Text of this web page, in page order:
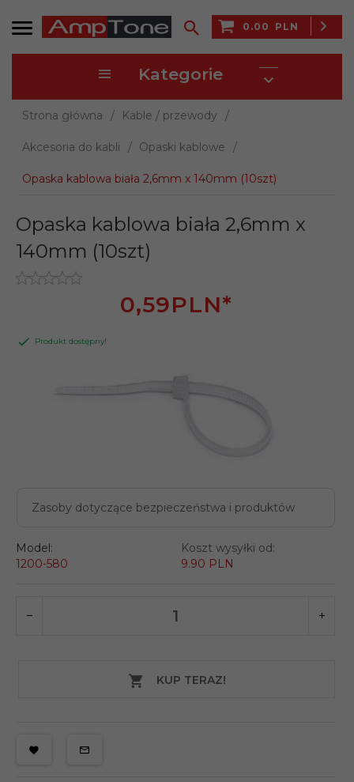
0.00 PLN
Kategorie
Strona główna Kable / przewody
Akcesoria do kabli Opaski kablowe
Opaska kablowa biała 2,6mm x 140mm (10szt)
Zasoby dotyczące bezpieczeństwa i produktów
Opaska kablowa biała 2,6mm x
140mm (10szt)
0,59PLN*
Produkt dostępny!
Model:
1200-580
Koszt wysyłki od:
9.90 PLN
KUP TERAZ!